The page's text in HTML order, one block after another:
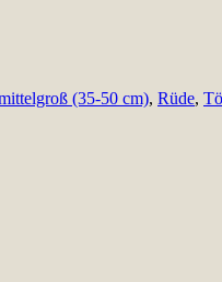
(35-50 cm), Rüde,